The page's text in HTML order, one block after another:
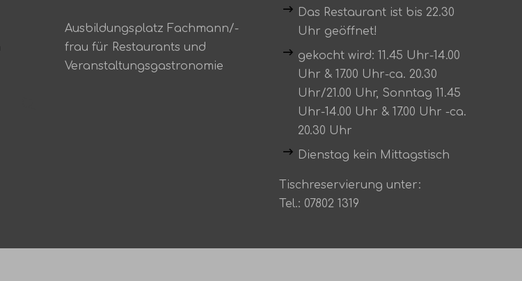
Ausbildungsplatz Fachmann/-
frau für Restaurants und
Veranstaltungsgastronomie
Das Restaurant ist bis 22.30
Uhr geöffnet!
gekocht wird: 11.45 Uhr-14.00
Uhr & 17.00 Uhr-ca. 20.30
Uhr/21.00 Uhr, Sonntag 11.45
Uhr-14.00 Uhr & 17.00 Uhr -ca.
20.30 Uhr
Dienstag kein Mittagstisch
Tischreservierung unter:
Tel.: 07802 1319